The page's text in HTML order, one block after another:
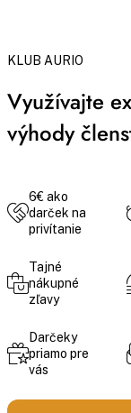
KLUB AURIO
Využívajte
výhody
6€ ako
darček na
privítanie
Tajné
nákupné
zľavy
Darčeky
priamo pre
vás